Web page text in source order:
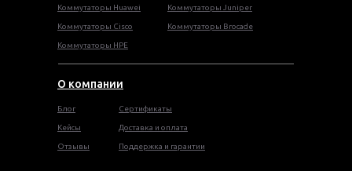
О компании
Блог
Кейсы
Отзывы
Сертификаты
Доставка и оплата
Поддержка и гарантии
Коммутаторы Huawei
Коммутаторы Cisco
Коммутаторы HPE
Коммутаторы Juniper
Коммутаторы Brocade